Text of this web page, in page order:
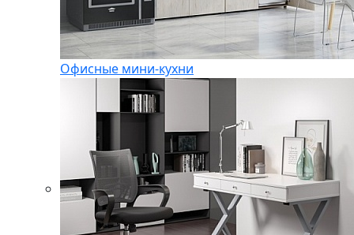
Офисные мини-кухни